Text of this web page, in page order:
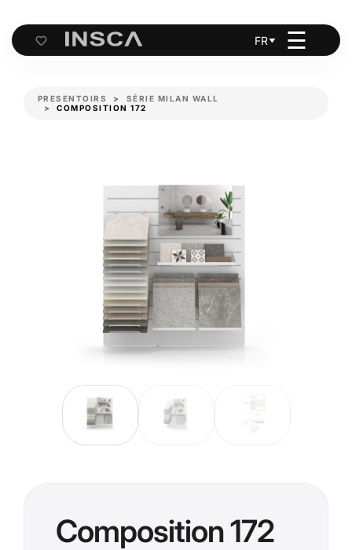
Cart
FR ☰
PRESENTOIRS
SÉRIE MILAN WALL
COMPOSITION 172
Composition 172